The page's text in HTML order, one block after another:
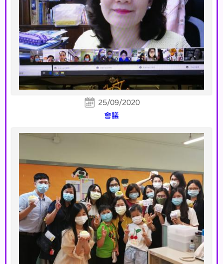
25/09/2020
會議